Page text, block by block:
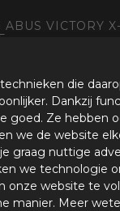
VICTORY
Victory
je motor te
een uiteinde
stuur. En hang
je hem niet
herinnering
kabel is
als een
die
Dankzij
goed. Ze hebben
we de website
graag nuttige
we technologie
onze website te
manier. Meer